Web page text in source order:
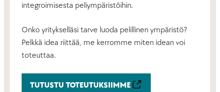
integroimisesta peliympäristöihin.
Onko yritykselläsi tarve luoda pelillinen ympäristö?
Pelkkä idea riittää, me kerromme miten idean voi
toteuttaa.
TUTUSTU TOTEUTUKSIIMME